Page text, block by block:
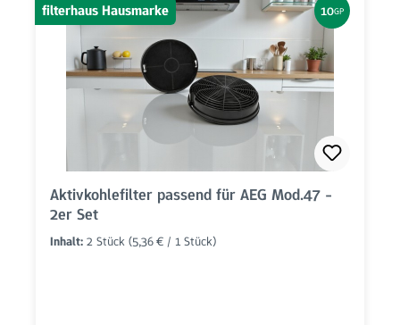
filterhaus Hausmarke 10GP
Aktivkohlefilter passend für AEG Mod.47 -
2er Set
Inhalt: 2 Stück (5,36 € / 1 Stück)